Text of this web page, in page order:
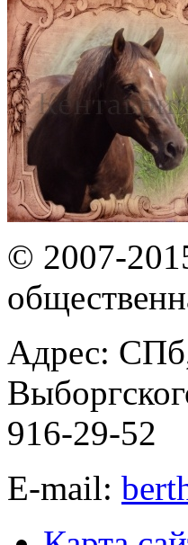
© 2007-
Адрес: СПб,
916-29-52
E-mail: